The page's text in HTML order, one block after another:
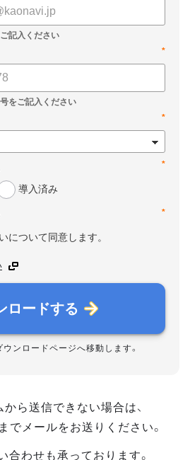
*
*
*
導入済み
*
について同意します。
ロードする
ウンロードページへ移動します。
ら送信できない場合は、
までメールをお送りください。
合わせも承っております。